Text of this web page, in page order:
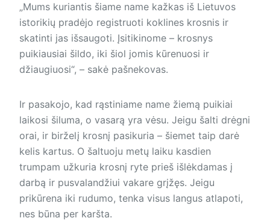
„Mums kuriantis šiame name kažkas iš Lietuvos
istorikių pradėjo registruoti koklines krosnis ir
skatinti jas išsaugoti. Įsitikinome – krosnys
puikiausiai šildo, iki šiol jomis kūrenuosi ir
džiaugiuosi“, – sakė pašnekovas.
Ir pasakojo, kad rąstiniame name žiemą puikiai
laikosi šiluma, o vasarą yra vėsu. Jeigu šalti drėgni
orai, ir birželį krosnį pasikuria – šiemet taip darė
kelis kartus. O šaltuoju metų laiku kasdien
trumpam užkuria krosnį ryte prieš išlėkdamas į
darbą ir pusvalandžiui vakare grįžęs. Jeigu
prikūrena iki rudumo, tenka visus langus atlapoti,
nes būna per karšta.